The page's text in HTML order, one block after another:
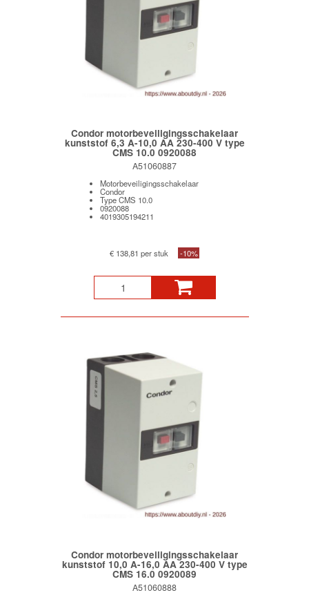
Condor motorbeveiligingsschakelaar
kunststof 6,3 A-10,0 AA 230-400 V type
CMS 10.0 0920088
A51060887
Motorbeveiligingsschakelaar
Condor
Type CMS 10.0
0920088
4019305194211
€ 138,81 per stuk -10%
Condor motorbeveiligingsschakelaar
kunststof 10,0 A-16,0 AA 230-400 V type
CMS 16.0 0920089
A51060888